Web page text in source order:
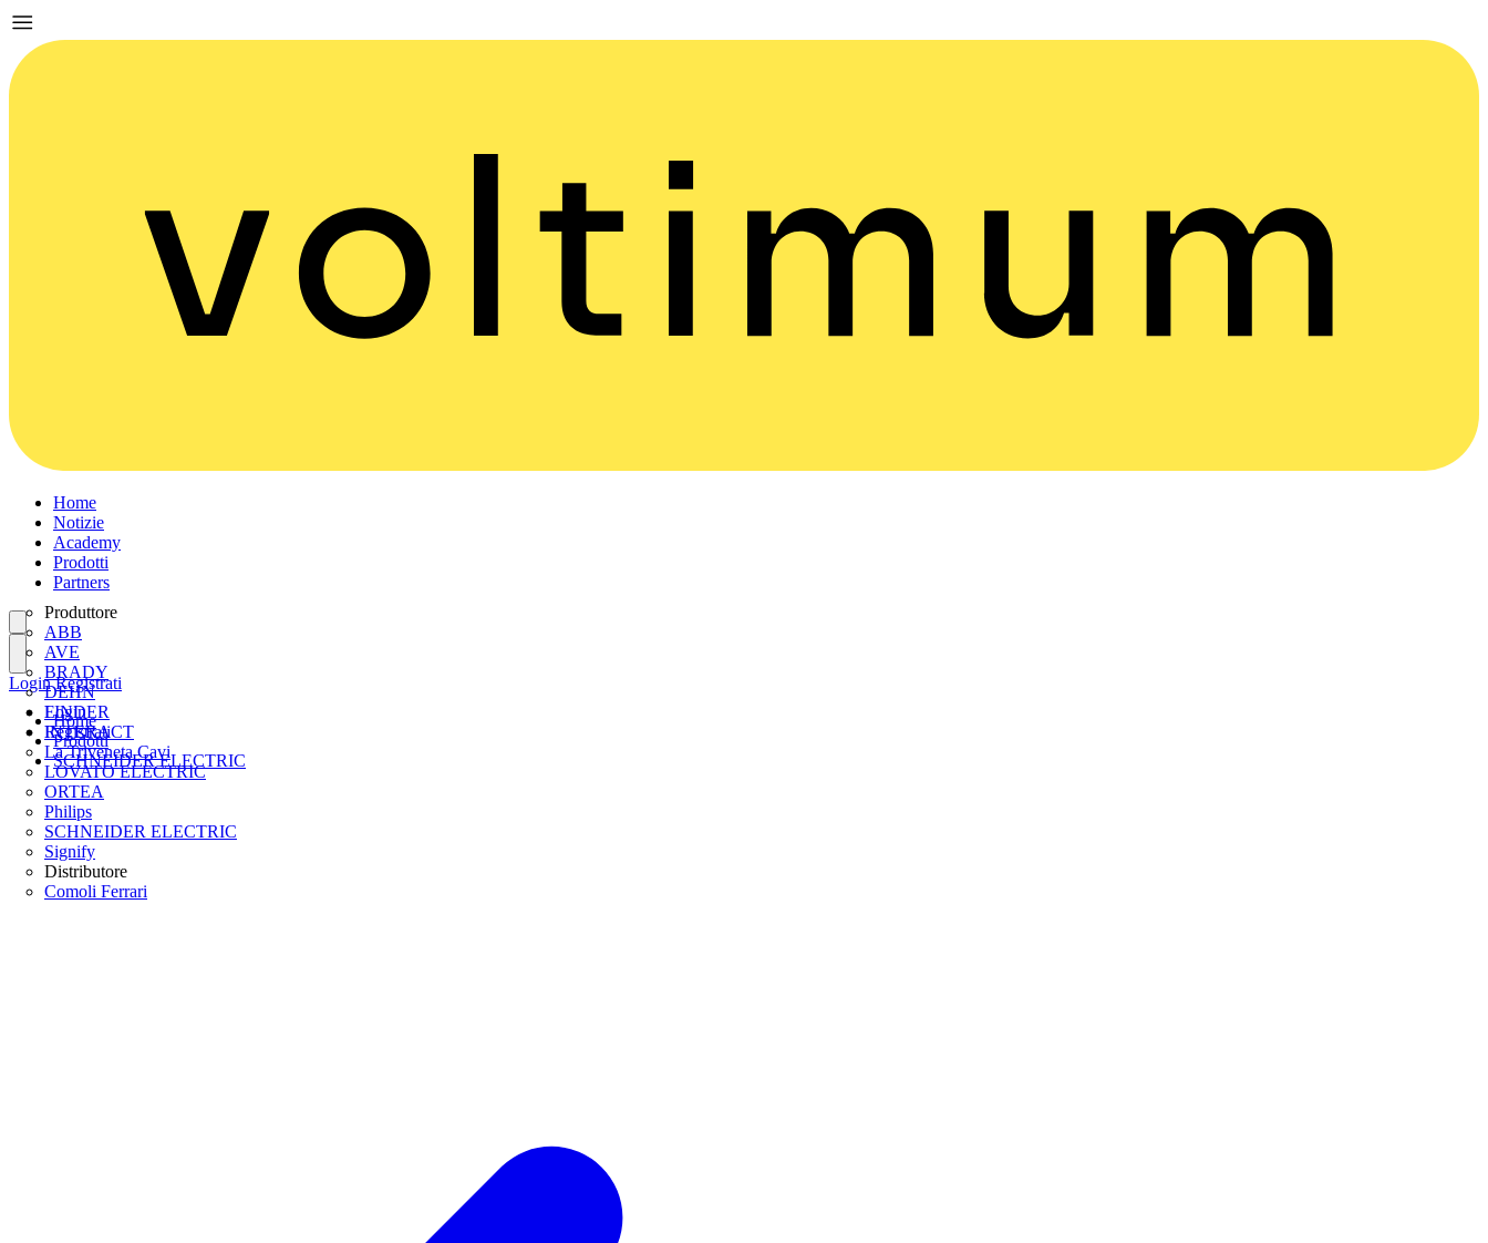
Home
Notizie
Academy
Prodotti
Partners
Produttore
ABB
AVE
BRADY
DEHN
FINDER
INTERACT
La Triveneta Cavi
LOVATO ELECTRIC
ORTEA
Philips
SCHNEIDER ELECTRIC
Signify
Distributore
Comoli Ferrari
Login
Registrati
Login Registrati
Home
Prodotti
SCHNEIDER ELECTRIC